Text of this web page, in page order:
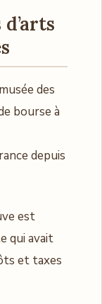
des
bourse à
depuis
est
qui avait
et taxes